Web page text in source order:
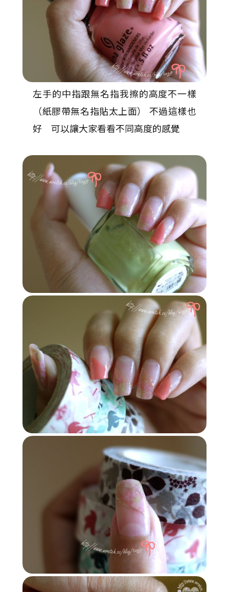
左手的中指跟無名指我擦的高度不一樣
（紙膠帶無名指貼太上面） 不過這樣也
好 可以讓大家看看不同高度的感覺